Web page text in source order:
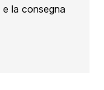
la consegna